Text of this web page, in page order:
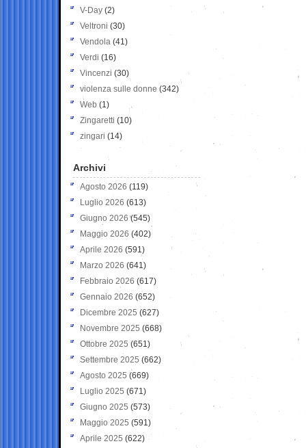
V-Day (2)
Veltroni (30)
Vendola (41)
Verdi (16)
Vincenzi (30)
violenza sulle donne (342)
Web (1)
Zingaretti (10)
zingari (14)
Archivi
Agosto 2026 (119)
Luglio 2026 (613)
Giugno 2026 (545)
Maggio 2026 (402)
Aprile 2026 (591)
Marzo 2026 (641)
Febbraio 2026 (617)
Gennaio 2026 (652)
Dicembre 2025 (627)
Novembre 2025 (668)
Ottobre 2025 (651)
Settembre 2025 (662)
Agosto 2025 (669)
Luglio 2025 (671)
Giugno 2025 (573)
Maggio 2025 (591)
Aprile 2025 (622)